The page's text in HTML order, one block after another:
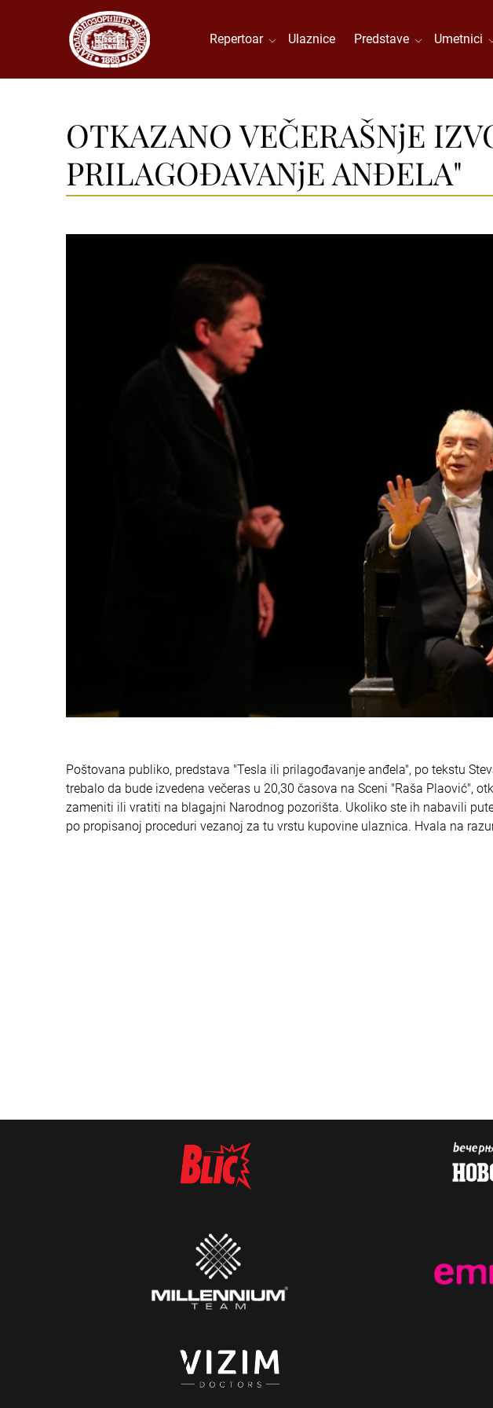
Repertoar Ulaznice Predstave Umetnici
OTKAZANO VEČERAŠNjE
PRILAGOĐAVANjE ANĐELA"
Poštovana publiko, predstava "Tesla ili prilagođavanje anđela", po tekstu
trebalo da bude izvedena večeras u 20,30 časova na Sceni "Raša Plaović",
zameniti ili vratiti na blagajni Narodnog pozorišta. Ukoliko ste ih nabavili
po propisanoj proceduri vezanoj za tu vrstu kupovine ulaznica. Hvala na